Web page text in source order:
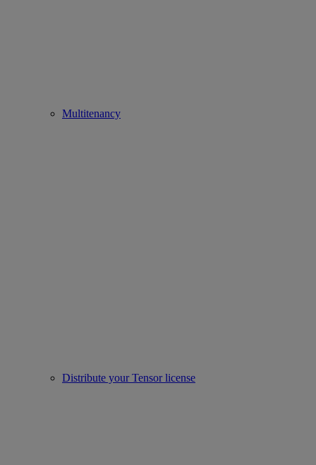
Multitenancy
Distribute your Tensor license